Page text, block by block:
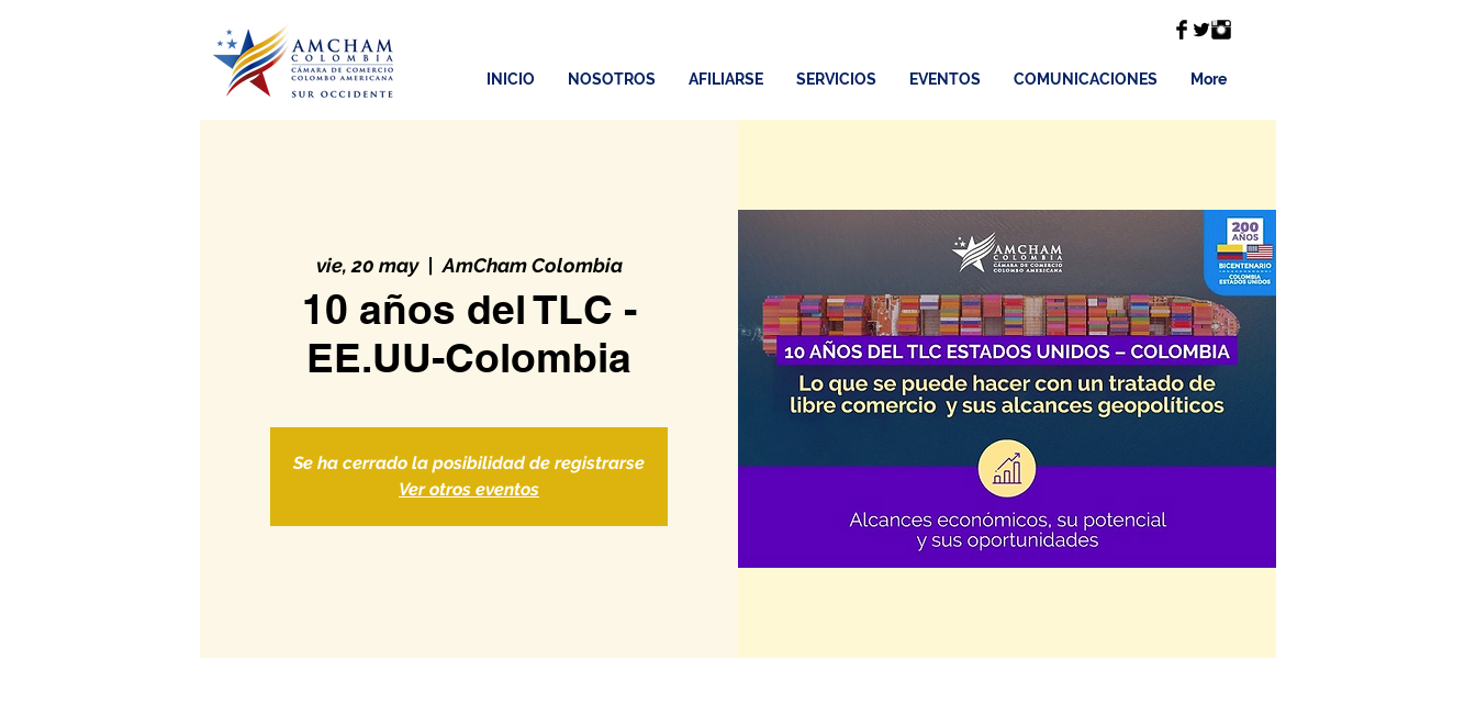
INICIO NOSOTROS AFILIARSE SERVICIOS EVENTOS COMUNICACIONES More
vie, 20 may
  |
AmCham Colombia
10 años del TLC -
EE.UU-Colombia
Se ha cerrado la posibilidad de registrarse
Ver otros eventos